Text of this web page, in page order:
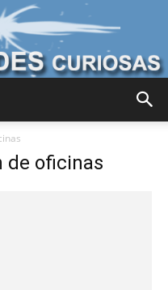
de oficinas